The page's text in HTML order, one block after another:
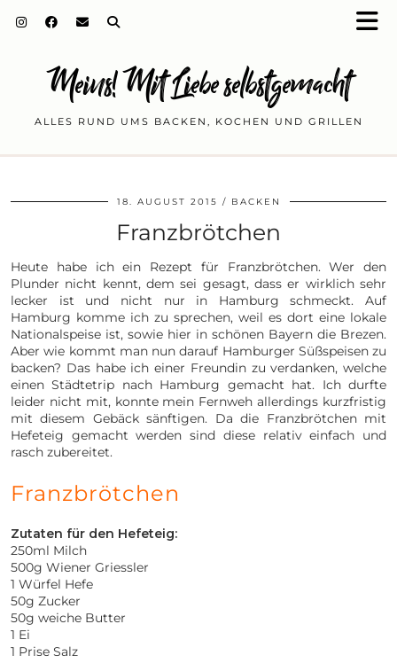
Meins! Mit Liebe selbstgemacht
ALLES RUND UMS BACKEN, KOCHEN UND GRILLEN
18. AUGUST 2015 BACKEN
Franzbrötchen
Heute habe ich ein Rezept für Franzbrötchen. Wer den
Plunder nicht kennt, dem sei gesagt, dass er wirklich sehr
lecker ist und nicht nur in Hamburg schmeckt. Auf
Hamburg komme ich zu sprechen, weil es dort eine lokale
Nationalspeise ist, sowie hier in schönen Bayern die Brezen.
Aber wie kommt man nun darauf Hamburger Süßspeisen zu
backen? Das habe ich einer Freundin zu verdanken, welche
einen Städtetrip nach Hamburg gemacht hat. Ich durfte
leider nicht mit, konnte mein Fernweh allerdings kurzfristig
mit diesem Gebäck sänftigen. Da die Franzbrötchen mit
Hefeteig gemacht werden sind diese relativ einfach und
rasch zubereitet.
Franzbrötchen
Zutaten für den Hefeteig:
250ml Milch
500g Wiener Griessler
1 Würfel Hefe
50g Zucker
50g weiche Butter
1 Ei
1 Prise Salz